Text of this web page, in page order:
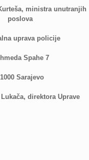
ministra unutranjih
poslova
uprava policije
Spahe 7
Sarajevo
direktora Uprave